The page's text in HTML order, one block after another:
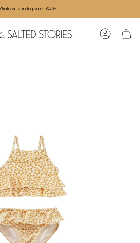
Gratis verzending, vanaf €49,-
Account